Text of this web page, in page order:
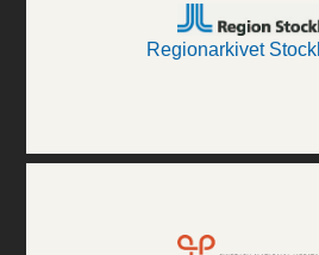
Regionarkivet